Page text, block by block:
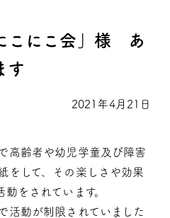
こにこ会」様 あ
す
2021年4月21日
高齢者や幼児学童及び障害
をして、その楽しさや効果
動をされています。
動が制限されていました